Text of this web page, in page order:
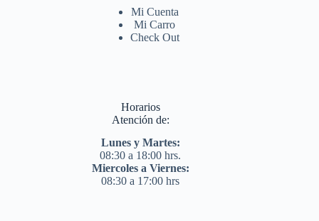
Mi Cuenta
Mi Carro
Check Out
Horarios
Atención de:
Lunes y Martes:
08:30 a 18:00 hrs.
Miercoles a Viernes:
08:30 a 17:00 hrs